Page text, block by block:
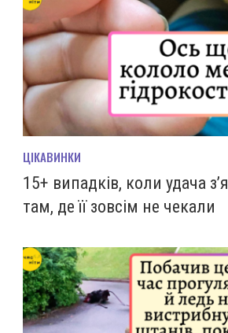
ЦІКАВИНКИ
15+ випадків, коли удача
там, де її зовсім не чекали